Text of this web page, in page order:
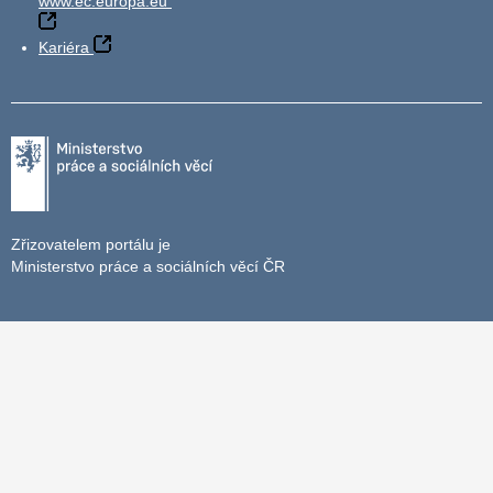
Kariéra
Zřizovatelem portálu je
Ministerstvo práce a sociálních věcí ČR